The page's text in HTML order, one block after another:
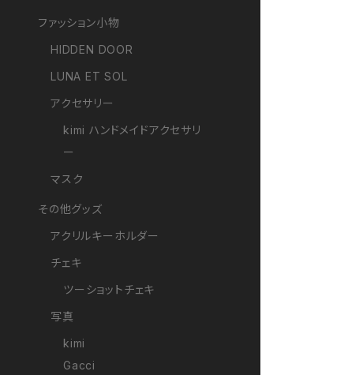
ファッション小物
HIDDEN DOOR
LUNA ET SOL
アクセサリー
kimi ハンドメイドアクセサリ
ー
マスク
その他グッズ
アクリルキーホルダー
チェキ
ツーショットチェキ
写真
kimi
Gacci